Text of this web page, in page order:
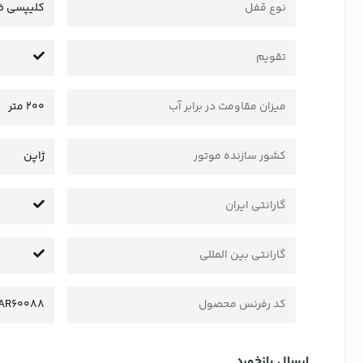
نوع قفل کلیپسی
تقویم
میزان مقاومت در برابر آب 200 متر
کشور سازنده موتور ژاپن
گارانتی ایران
گارانتی بین المللی
کد رفرنس محصول